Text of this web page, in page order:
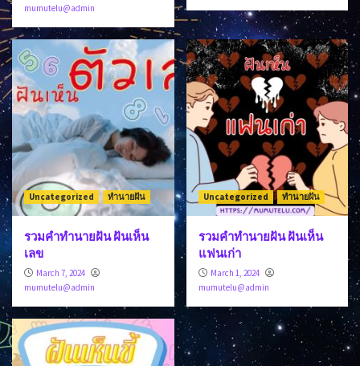
mumutelu@admin
Uncategorized ทำนายฝัน
รวมคำทำนายฝัน ฝันเห็น
เลข
March 7, 2024
mumutelu@admin
Uncategorized ทำนายฝัน
รวมคำทำนายฝัน ฝันเห็น
แฟนเก่า
March 1, 2024
mumutelu@admin